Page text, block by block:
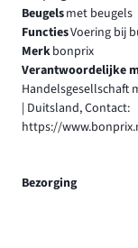
Beugelsmet beugels
FunctiesVoering bij
Merkbonprix
Verantwoordelijke
Handelsgesellschaft
| Duitsland, Contact:
https://
Bezorging